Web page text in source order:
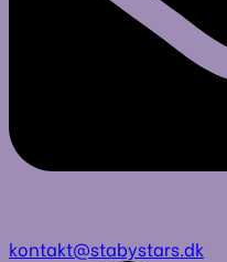
kontakt@stabystars.dk